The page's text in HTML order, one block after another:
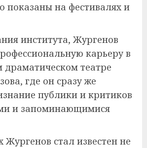
показаны на фестивалях и
института, Жургенов
карьеру в
театре
где он сразу же
публики и критиков
и запоминающимися
Жургенов стал известен не